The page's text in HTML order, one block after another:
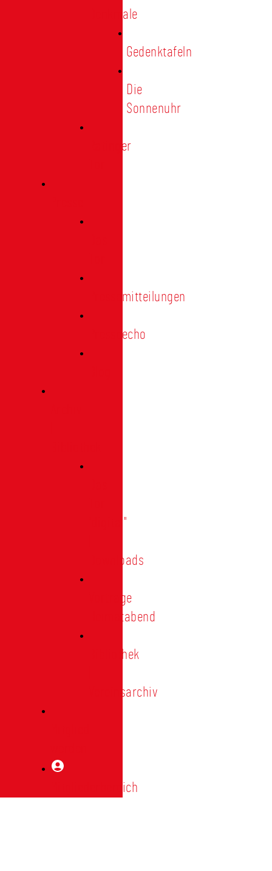
Denkmale
Gedenktafeln
Die
Sonnenuhr
Ratinger
Pressemitteilungen
Presseecho
"digital"
Downloads
Vorträge
Heimatabend
Bibliothek
Vereinsarchiv
Mitgliederbereich